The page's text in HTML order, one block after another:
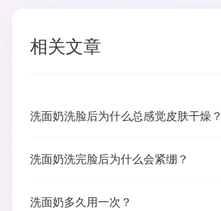
相关文章
洗面奶洗脸后为什么总感觉皮肤干燥？
洗面奶洗完脸后为什么会紧绷？
洗面奶多久用一次？